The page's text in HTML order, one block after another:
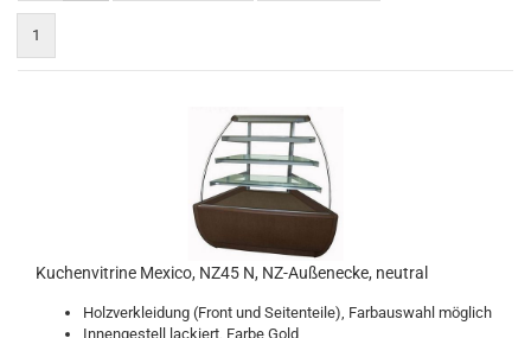
1
Kuchenvitrine Mexico, NZ45 N, NZ-Außenecke, neutral
Holzverkleidung (Front und Seitenteile), Farbauswahl möglich
Innengestell lackiert, Farbe Gold